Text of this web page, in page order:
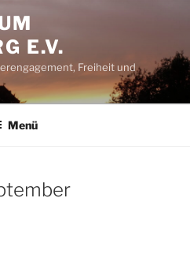
E.V.
Freiheit und
Menü